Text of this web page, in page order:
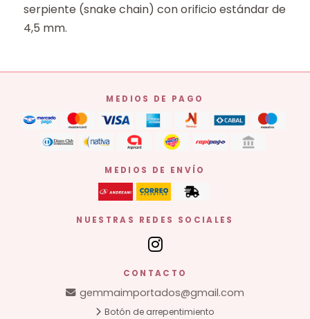
serpiente (snake chain) con orificio estándar de
4,5 mm.
MEDIOS DE PAGO
MEDIOS DE ENVÍO
NUESTRAS REDES SOCIALES
CONTACTO
gemmaimportados@gmail.com
Botón de arrepentimiento